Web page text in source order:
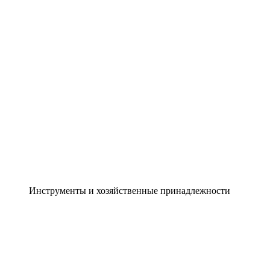
Инструменты и хозяйственные принадлежности